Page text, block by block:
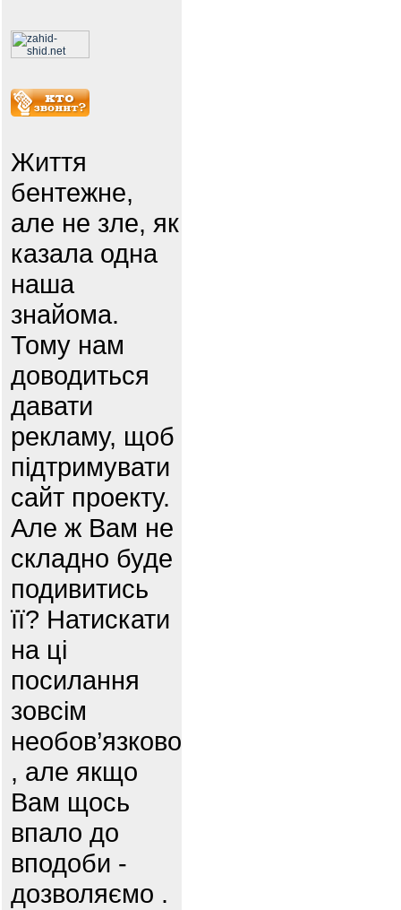
Життя
бентежне,
але не зле, як
казала одна
наша
знайома.
Тому нам
доводиться
давати
рекламу, щоб
підтримувати
сайт проекту.
Але ж Вам не
складно буде
подивитись
її? Натискати
на ці
посилання
зовсім
необов’язково
, але якщо
Вам щось
впало до
вподоби -
дозволяємо .